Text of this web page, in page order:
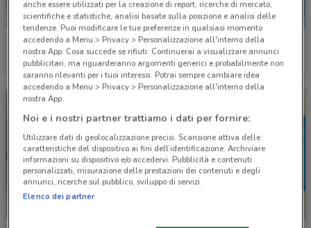
YourGoodSkin
Scade il 18/08 3.6 km
Naïma
Scade il 30/08 4 km
anche essere utilizzati per la creazione di report, ricerche di mercato,
scientifiche e statistiche, analisi basate sulla posizione e analisi delle
tendenze. Puoi modificare le tue preferenze in qualsiasi momento
accedendo a Menu > Privacy > Personalizzazione all'interno della
nostra App. Cosa succede se rifiuti: Continuerai a visualizzare annunci
pubblicitari, ma riguarderanno argomenti generici e probabilmente non
saranno rilevanti per i tuoi interessi. Potrai sempre cambiare idea
accedendo a Menu > Privacy > Personalizzazione all'interno della
nostra App.
Noi e i nostri partner trattiamo i dati per fornire:
Utilizzare dati di geolocalizzazione precisi. Scansione attiva delle
caratteristiche del dispositivo ai fini dell’identificazione. Archiviare
informazioni su dispositivo e/o accedervi. Pubblicità e contenuti
personalizzati, misurazione delle prestazioni dei contenuti e degli
annunci, ricerche sul pubblico, sviluppo di servizi.
Elenco dei partner